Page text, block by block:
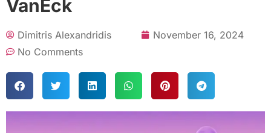
VanEck
Dimitris Alexandridis
November 16, 2024
No Comments